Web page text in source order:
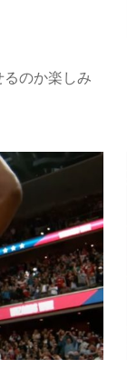
のか楽しみ